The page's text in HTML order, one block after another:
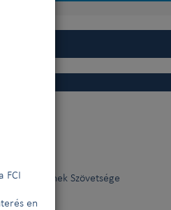
en
Szövetsége